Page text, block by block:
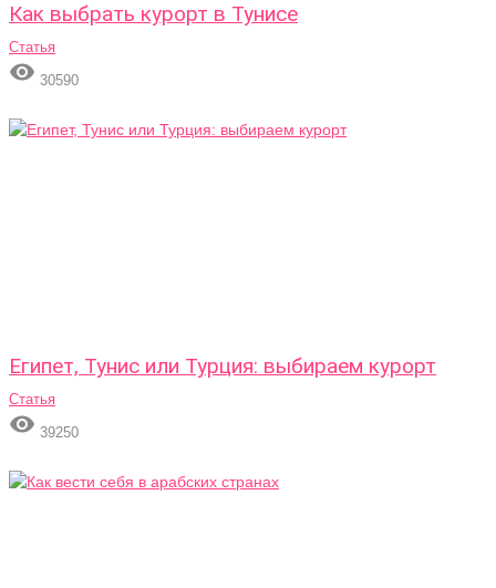
Как выбрать курорт в Тунисе
Статья
 30590
Египет, Тунис или Турция: выбираем курорт
Статья
 39250